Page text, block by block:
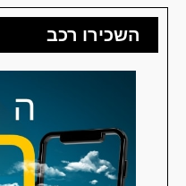
השכירו רכב